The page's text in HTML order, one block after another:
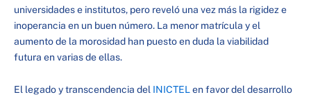
universidades e institutos, pero reveló una vez más la rigidez e
inoperancia en un buen número. La menor matrícula y el
aumento de la morosidad han puesto en duda la viabilidad
futura en varias de ellas.
El legado y transcendencia del INICTELen favor del desarrollo